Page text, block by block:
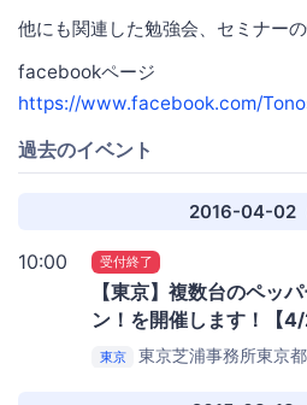
他にも関連した勉強会、セミナー
facebookページ
https://www.facebook.com/
過去のイベント
2016-04-02（
10:00 受付終了
【東京】複数台のペッ
ン！を開催します！【4/
東京
東京芝浦事務所東京